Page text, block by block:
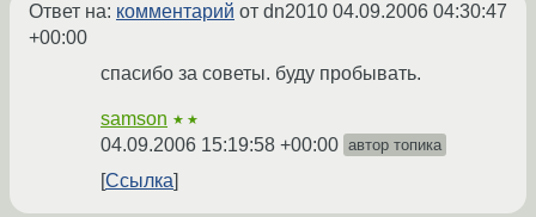
Ответ на: комментарий от dn2010 04.09.2006 04:30:47
+00:00
спасибо за советы. буду пробывать.
samson ★★
04.09.2006 15:19:58 +00:00 автор топика
Ссылка